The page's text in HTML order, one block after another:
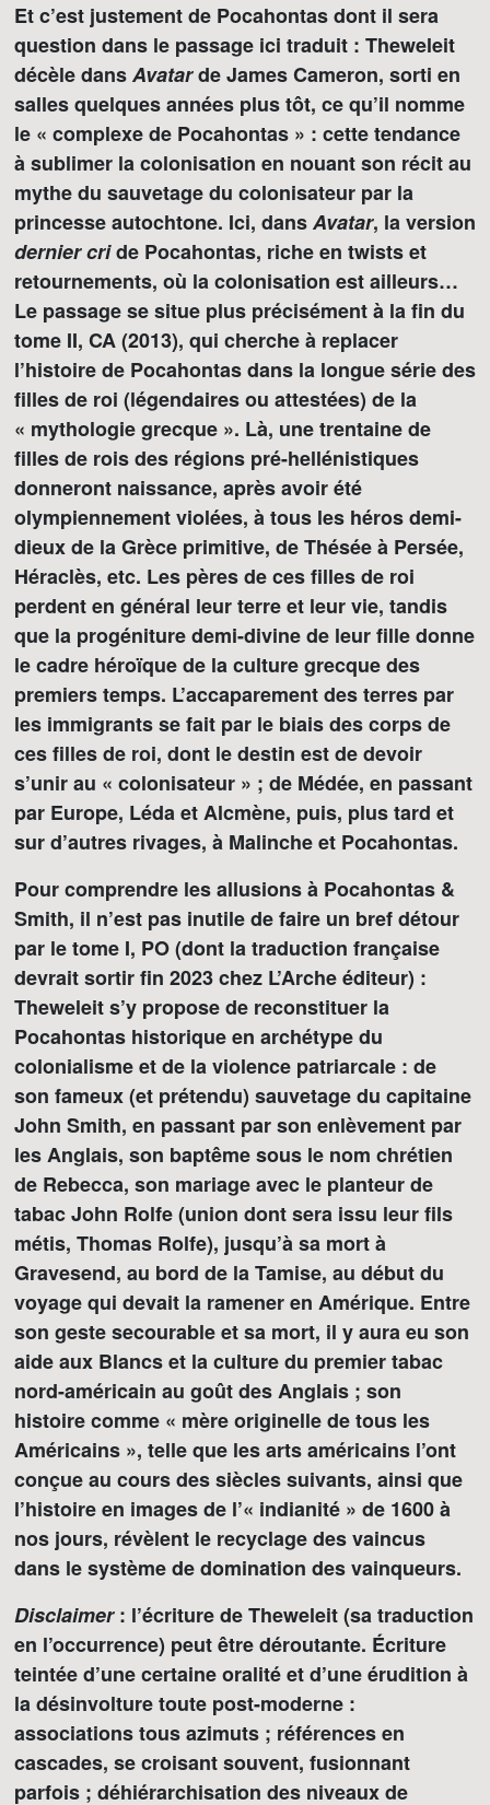
Et c’est justement de Pocahontas dont il sera
question dans le passage ici traduit : Theweleit
décèle dansAvatarde James Cameron, sorti en
salles quelques années plus tôt, ce qu’il nomme
le « complexe de Pocahontas » : cette tendance
à sublimer la colonisation en nouant son récit au
mythe du sauvetage du colonisateur par la
princesse autochtone. Ici, dansAvatar, la version
dernier cride Pocahontas, riche en twists et
retournements, où la colonisation est ailleurs…
Le passage se situe plus précisément à la fin du
tome II, CA (2013), qui cherche à replacer
l’histoire de Pocahontas dans la longue série des
filles de roi (légendaires ou attestées) de la
« mythologie grecque ». Là, une trentaine de
filles de rois des régions pré-hellénistiques
donneront naissance, après avoir été
olympiennement violées, à tous les héros demi-
dieux de la Grèce primitive, de Thésée à Persée,
Héraclès, etc. Les pères de ces filles de roi
perdent en général leur terre et leur vie, tandis
que la progéniture demi-divine de leur fille donne
le cadre héroïque de la culture grecque des
premiers temps. L’accaparement des terres par
les immigrants se fait par le biais des corps de
ces filles de roi, dont le destin est de devoir
s’unir au « colonisateur » ; de Médée, en passant
par Europe, Léda et Alcmène, puis, plus tard et
sur d’autres rivages, à Malinche et Pocahontas.
Pour comprendre les allusions à Pocahontas &
Smith, il n’est pas inutile de faire un bref détour
par le tome I, PO (dont la traduction française
devrait sortir fin 2023 chez L’Arche éditeur) :
Theweleit s’y propose de reconstituer la
Pocahontas historique en archétype du
colonialisme et de la violence patriarcale : de
son fameux (et prétendu) sauvetage du capitaine
John Smith, en passant par son enlèvement par
les Anglais, son baptême sous le nom chrétien
de Rebecca, son mariage avec le planteur de
tabac John Rolfe (union dont sera issu leur fils
métis, Thomas Rolfe), jusqu’à sa mort à
Gravesend, au bord de la Tamise, au début du
voyage qui devait la ramener en Amérique. Entre
son geste secourable et sa mort, il y aura eu son
aide aux Blancs et la culture du premier tabac
nord-américain au goût des Anglais ; son
histoire comme « mère originelle de tous les
Américains », telle que les arts américains l’ont
conçue au cours des siècles suivants, ainsi que
l’histoire en images de l’« indianité » de 1600 à
nos jours, révèlent le recyclage des vaincus
dans le système de domination des vainqueurs.
Disclaimer: l’écriture de Theweleit (sa traduction
en l’occurrence) peut être déroutante. Écriture
teintée d’une certaine oralité et d’une érudition à
la désinvolture toute post-moderne :
associations tous azimuts ; références en
cascades, se croisant souvent, fusionnant
parfois ; déhiérarchisation des niveaux de